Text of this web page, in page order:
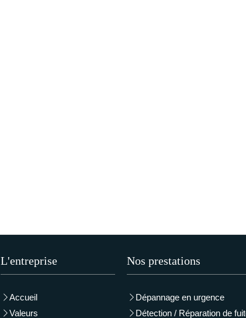
L'entreprise
Accueil
Valeurs
Nos prestations
Dépannage en urgence
Détection / Réparation de